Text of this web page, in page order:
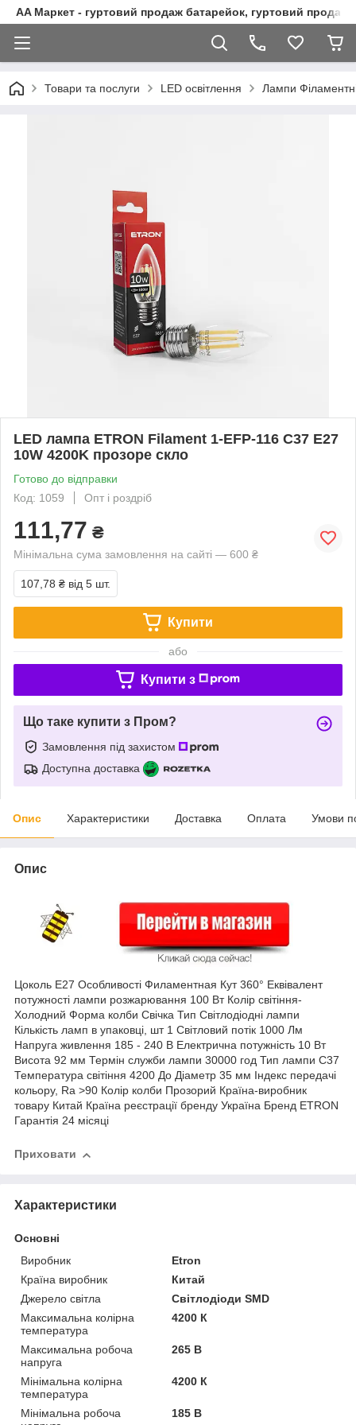
AA Маркет - гуртовий продаж батарейок, гуртовий продаж
Товари та послуги LED освітлення Лампи
LED лампа ETRON Filament 1-EFP-116 С37 E27
10W 4200K прозоре скло
Готово до відправки
Код: 1059
Опт і роздріб
111,77 ₴
Мінімальна сума замовлення на сайті — 600 ₴
107,78 ₴ від 5 шт.
Купити
або
Купити з
Що таке купити з Пром?
Замовлення під захистом
Доступна доставка
Опис Характеристики Доставка Оплата Умови
Опис
Цоколь E27 Особливості Филаментная Кут 360° Еквівалент
потужності лампи розжарювання 100 Вт Колір світіння-
Холодний Форма колби Свічка Тип Світлодіодні лампи
Кількість ламп в упаковці, шт 1 Світловий потік 1000 Лм
Напруга живлення 185 - 240 В Електрична потужність 10 Вт
Висота 92 мм Термін служби лампи 30000 год Тип лампи C37
Температура світіння 4200 До Діаметр 35 мм Індекс передачі
кольору, Ra >90 Колір колби Прозорий Країна-виробник
товару Китай Країна реєстрації бренду Україна Бренд ETRON
Гарантія 24 місяці
Приховати
Характеристики
Основні
Виробник
Etron
Країна виробник
Китай
Джерело світла
Світлодіоди SMD
Максимальна колірна
температура
4200 К
Максимальна робоча
напруга
265 В
Мінімальна колірна
температура
4200 К
Мінімальна робоча
185 В